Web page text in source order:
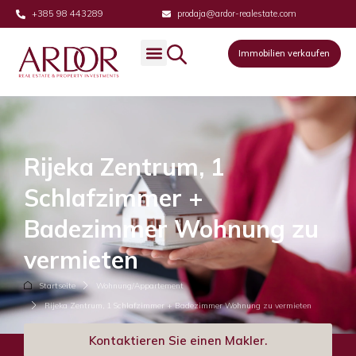
+385 98 443289 prodaja@ardor-realestate.com
Immobilien verkaufen
Rijeka Zentrum, 1
Schlafzimmer +
Badezimmer Wohnung zu
vermieten
Startseite
Wohnung/Appartement
Rijeka Zentrum, 1 Schlafzimmer + Badezimmer Wohnung zu vermieten
Kontaktieren Sie einen Makler.